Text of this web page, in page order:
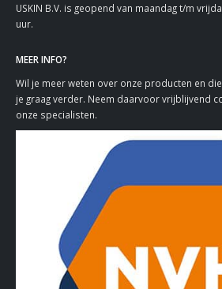
USKIN B.V. is geopend van maandag t/m
uur.
MEER INFO?
Wil je meer weten over onze producten en
je graag verder. Neem daarvoor vrijblijvend
onze specialisten.